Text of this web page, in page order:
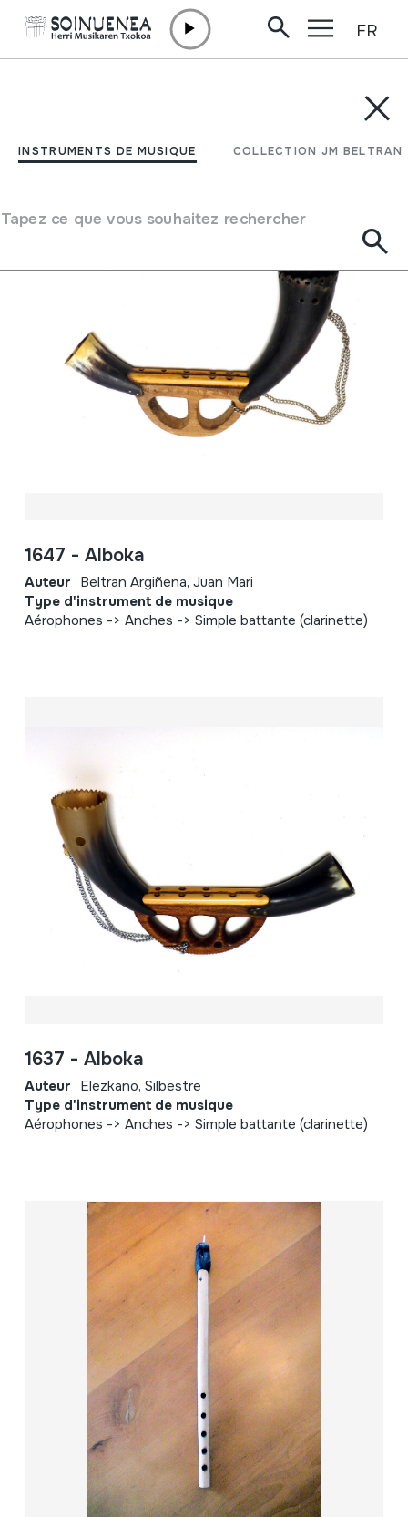
INSTRUMENTS DE MUSIQUE COLLECTION JM BELTRAN
Tapez ce que vous souhaitez rechercher
FR
COLLECTION JM BELTRAN
Filtrer
1647 - Alboka
Auteur Beltran Argiñena, Juan Mari
Type d'instrument de musique
Aérophones -> Anches -> Simple battante (clarinette)
1637 - Alboka
Auteur Elezkano, Silbestre
Type d'instrument de musique
Aérophones -> Anches -> Simple battante (clarinette)